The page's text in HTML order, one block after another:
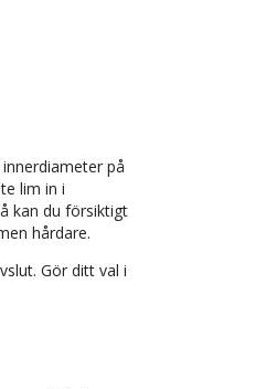
på
lim in i
kan du försiktigt
hårdare.
Gör ditt val i